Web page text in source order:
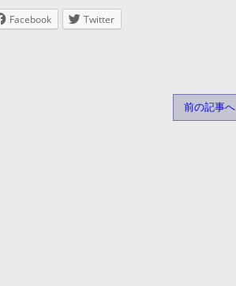
Facebook Twitter
前の記事へ